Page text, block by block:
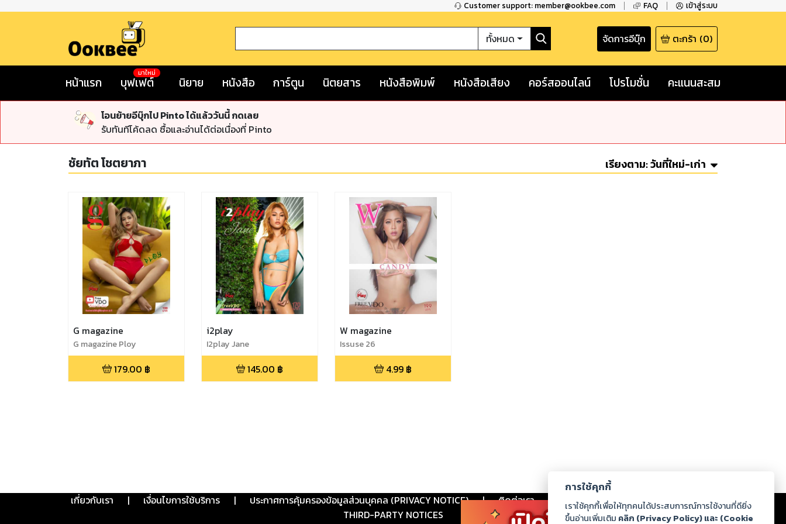
Customer support: member@ookbee.com FAQ เข้าสู่ระบบ
ทั้งหมด จัดการอีบุ๊ก ตะกร้า (0)
หน้าแรก บุฟเฟต์
มาใหม่
นิยาย หนังสือ การ์ตูน นิตยสาร หนังสือพิมพ์ หนังสือเสียง คอร์สออนไลน์ โปรโมชั่น คะแนนสะสม
โอนย้ายอีบุ๊กไป Pinto ได้แล้ววันนี้ กดเลย
รับทันทีโค้ดลด ซื้อและอ่านได้ต่อเนื่องที่ Pinto
ชัยทัต โชตยาภา เรียงตาม:วันที่ใหม่-เก่า
G magazine
G magazine Ploy
179.00 ฿
i2play
I2play Jane
145.00 ฿
W magazine
Issuse 26
4.99฿
เกี่ยวกับเรา | เงื่อนไขการใช้บริการ | ประกาศการคุ้มครองข้อมูลส่วนบุคคล (PRIVACY NOTICE) | ติดต่อเรา ร่วมงานกับเรา ดาวน์โหลด
THIRD-PARTY NOTICES
การใช้คุกกี้
เราใช้คุกกี้เพื่อให้ทุกคนได้ประสบการณ์การใช้งานที่ดียิ่ง
ขึ้นอ่านเพิ่มเติม คลิก (Privacy Policy) และ (Cookie